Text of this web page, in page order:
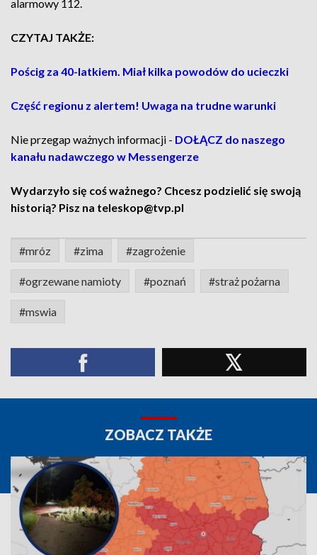
alarmowy 112.
CZYTAJ TAKŻE:
Pościg za 40-latkiem. Miał kilka powodów do ucieczki
Część regionu z alertem! Uwaga na trudne warunki
Nie przegap ważnych informacji - DOŁĄCZ do naszego
kanału nadawczego w Messengerze
Wydarzyło się coś ważnego? Chcesz podzielić się swoją
historią? Pisz na teleskop@tvp.pl
#mróz #zima #zagrożenie
#ogrzewane namioty #poznań #straż pożarna
#mswia
ZOBACZ TAKŻE